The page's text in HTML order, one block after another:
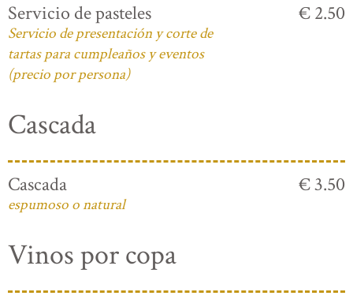
Servicio de pasteles
Servicio de presentación y corte de
tartas para cumpleaños y eventos
(precio por persona)
€ 2.50
Cascada
Cascada
espumoso o natural
€ 3.50
Vinos por copa